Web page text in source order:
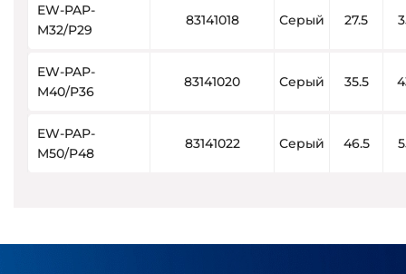
EW-PAP-
M32/P29
83141018 Серый 27.5
EW-PAP-
M40/P36
83141020 Серый 35.5
EW-PAP-
M50/P48
83141022 Серый 46.5